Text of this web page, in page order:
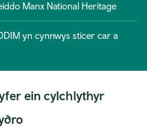
Manx National Heritage
yn cynnwys sticer car a
ein cylchlythyr